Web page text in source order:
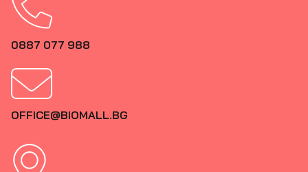
0887 077 988
OFFICE@BIOMALL.BG